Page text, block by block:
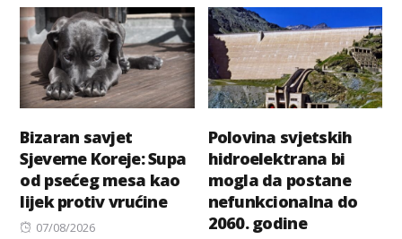
Bizaran savjet
Sjeverne Koreje: Supa
od psećeg mesa kao
lijek protiv vrućine
Posted
07/08/2026
Polovina svjetskih
hidroelektrana bi
mogla da postane
nefunkcionalna do
2060. godine